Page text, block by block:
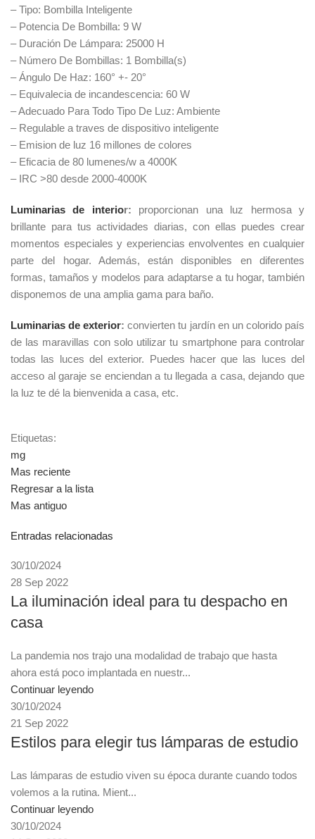
– Tipo: Bombilla Inteligente
– Potencia De Bombilla: 9 W
– Duración De Lámpara: 25000 H
– Número De Bombillas: 1 Bombilla(s)
– Ángulo De Haz: 160° +- 20°
– Equivalecia de incandescencia: 60 W
– Adecuado Para Todo Tipo De Luz: Ambiente
– Regulable a traves de dispositivo inteligente
– Emision de luz 16 millones de colores
– Eficacia de 80 lumenes/w a 4000K
– IRC >80 desde 2000-4000K
Luminarias de interior: proporcionan una luz hermosa y
brillante para tus actividades diarias, con ellas puedes crear
momentos especiales y experiencias envolventes en cualquier
parte del hogar. Además, están disponibles en diferentes
formas, tamaños y modelos para adaptarse a tu hogar, también
disponemos de una amplia gama para baño.
Luminarias de exterior: convierten tu jardín en un colorido país
de las maravillas con solo utilizar tu smartphone para controlar
todas las luces del exterior. Puedes hacer que las luces del
acceso al garaje se enciendan a tu llegada a casa, dejando que
la luz te dé la bienvenida a casa, etc.
Etiquetas:
mg
Mas reciente
Regresar a la lista
Mas antiguo
Entradas relacionadas
30/10/2024
28 Sep 2022
La iluminación ideal para tu despacho en
casa
La pandemia nos trajo una modalidad de trabajo que hasta
ahora está poco implantada en nuestr...
Continuar leyendo
30/10/2024
21 Sep 2022
Estilos para elegir tus lámparas de estudio
Las lámparas de estudio viven su época durante cuando todos
volemos a la rutina. Mient...
Continuar leyendo
30/10/2024